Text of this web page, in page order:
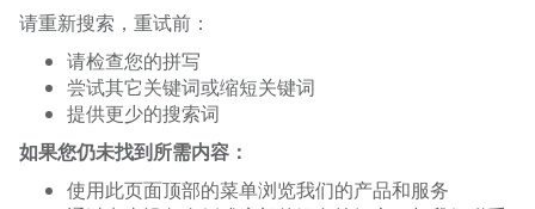
请重新搜索，重试前：
请检查您的拼写
尝试其它关键词或缩短关键词
提供更少的搜索词
如果您仍未找到所需内容：
使用此页面顶部的菜单浏览我们的产品和服务